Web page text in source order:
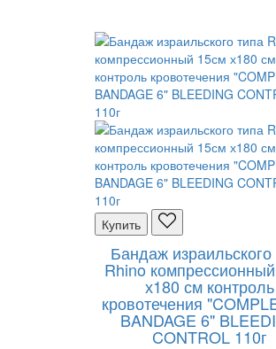
Купить
Бандаж израильского
Rhino
х180 см контроль
кровотечения
BANDAGE 6"
CONTROL 110г